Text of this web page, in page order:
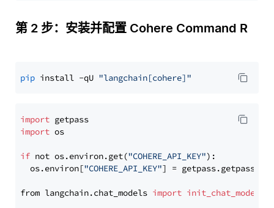
第 2 步：安装并配置 Cohere Command R
pip install -qU "langchain[cohere]"
import
import os
if not os.environ.get("COHERE_API_KEY"):
  os.environ[
"COHERE_API_KEY"] = getpass.getpass(
from langchain.chat_models import init_chat_model